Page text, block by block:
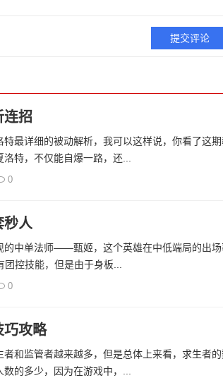
连招
最详细的被动解析，我可以这样说，你看了这
特，不仅能自爆一路，还...
0
人
的中单法师——甄姬，这个英雄在中低端局的出
控技能，但是由于身板...
0
攻略
和监管者越来越多，但是总体上来看，求生者
的多少，因为在游戏中，...